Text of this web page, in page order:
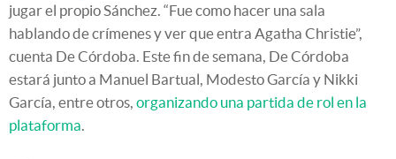
jugar el propio Sánchez. “Fue como hacer una sala
hablando de crímenes y ver que entra Agatha Christie”,
cuenta De Córdoba. Este fin de semana, De Córdoba
estará junto a Manuel Bartual, Modesto García y Nikki
García, entre otros, organizando una partida de rol en la
plataforma